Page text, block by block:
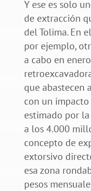
Y ese es solo
de extracción
del Tolima. En
por ejemplo,
a cabo en
que abastecen
con un
estimado por
a los 4.000
concepto de
extorsivo
esa zona
pesos